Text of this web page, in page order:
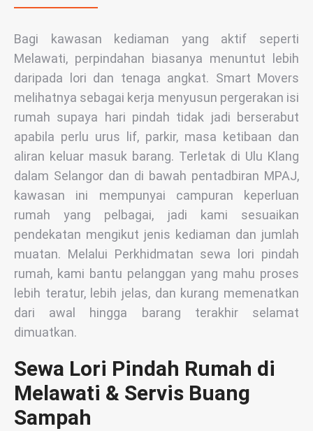
Bagi kawasan kediaman yang aktif seperti
Melawati, perpindahan biasanya menuntut lebih
daripada lori dan tenaga angkat. Smart Movers
melihatnya sebagai kerja menyusun pergerakan isi
rumah supaya hari pindah tidak jadi berserabut
apabila perlu urus lif, parkir, masa ketibaan dan
aliran keluar masuk barang. Terletak di Ulu Klang
dalam Selangor dan di bawah pentadbiran MPAJ,
kawasan ini mempunyai campuran keperluan
rumah yang pelbagai, jadi kami sesuaikan
pendekatan mengikut jenis kediaman dan jumlah
muatan. Melalui Perkhidmatan sewa lori pindah
rumah, kami bantu pelanggan yang mahu proses
lebih teratur, lebih jelas, dan kurang memenatkan
dari awal hingga barang terakhir selamat
dimuatkan.
Sewa Lori Pindah Rumah di
Melawati & Servis Buang
Sampah